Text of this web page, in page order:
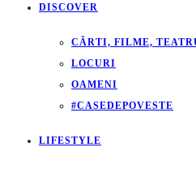
DISCOVER
CĂRTI, FILME,
LOCURI
OAMENI
#CASEDEPOVESTE
LIFESTYLE